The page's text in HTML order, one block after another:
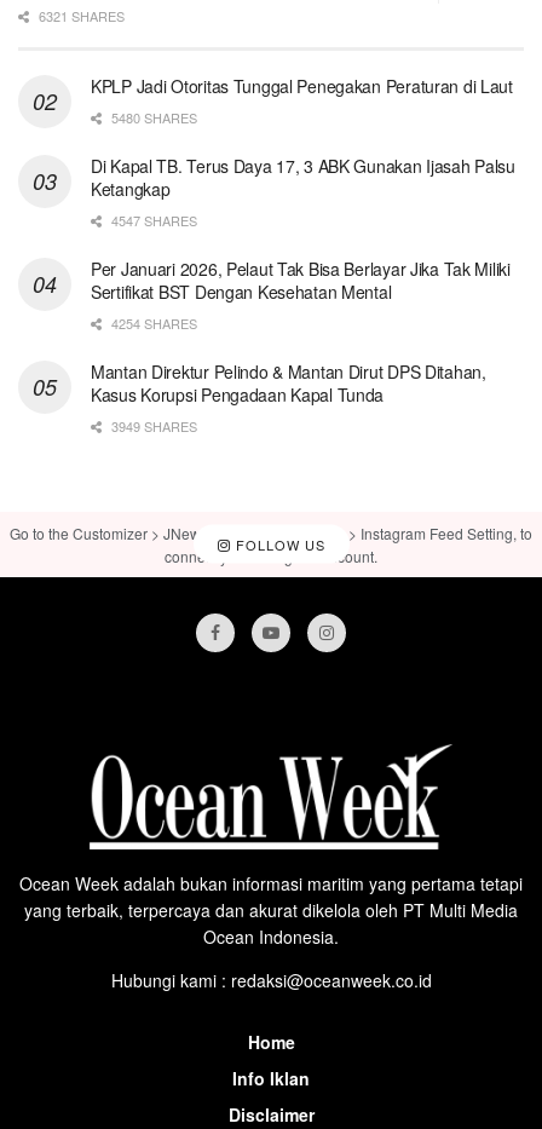
6321 SHARES
KPLP Jadi Otoritas Tunggal Penegakan Peraturan di Laut
5480 SHARES
Di Kapal TB. Terus Daya 17, 3 ABK Gunakan Ijasah Palsu
Ketangkap
4547 SHARES
Per Januari 2026, Pelaut Tak Bisa Berlayar Jika Tak Miliki
Sertifikat BST Dengan Kesehatan Mental
4254 SHARES
Mantan Direktur Pelindo & Mantan Dirut DPS Ditahan,
Kasus Korupsi Pengadaan Kapal Tunda
3949 SHARES
FOLLOW US
Go to the Customizer > JNews : Social, Like & View > Instagram Feed Setting, to
connect your Instagram account.
Ocean Week adalah bukan informasi maritim yang pertama tetapi
yang terbaik, terpercaya dan akurat dikelola oleh PT Multi Media
Ocean Indonesia.
Hubungi kami : redaksi@oceanweek.co.id
Home
Info Iklan
Disclaimer